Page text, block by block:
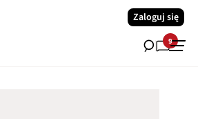
Zaloguj się
9